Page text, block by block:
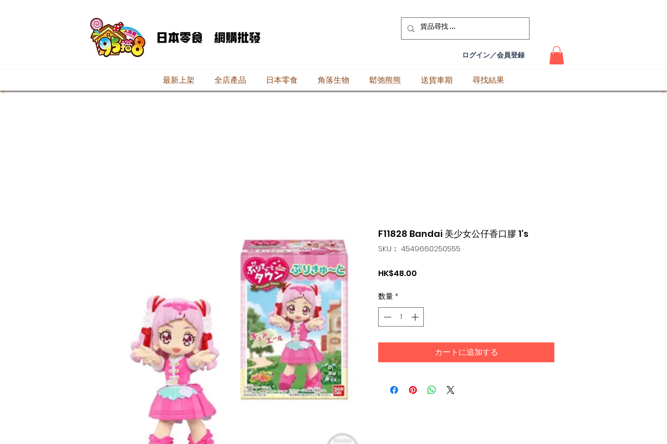
ログイン／会員登録
最新上架 全店產品 日本零食 角落生物 鬆弛熊熊 送貨車期 尋找結果
F11828 Bandai 美少女公仔香口膠 1's
SKU： 4549660250555
HK$48.00
数量*
カートに追加する